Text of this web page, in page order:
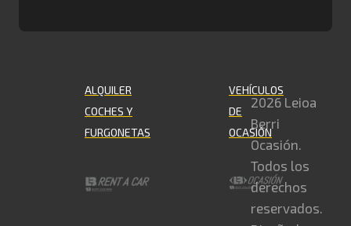
ALQUILER
COCHES Y
FURGONETAS
VEHÍCULOS
DE
OCASIÓN
2026 Leioa
Berri
Ocasión.
Todos los
derechos
reservados.